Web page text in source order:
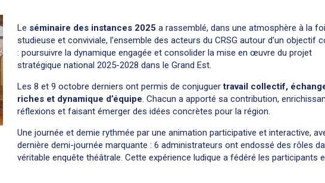
Le séminaire des instances 2025a rassemblé, dans une atmosphère à la
studieuse et conviviale, l’ensemble des acteurs du CRSG autour d’un objectif
: poursuivre la dynamique engagée et consolider la mise en œuvre du projet
stratégique national 2025-2028 dans le Grand Est.
Les 8 et 9 octobre derniers ont permis de conjuguertravail collectif,
riches et dynamique d’équipe. Chacun a apporté sa contribution,
réflexions et faisant émerger des idées concrètes pour la région.
Une journée et demie rythmée par une animation participative et interactive,
dernière demi-journée marquante : 6 administrateurs ont endossé des rôles
véritable enquête théâtrale. Cette expérience ludique a fédéré les participants